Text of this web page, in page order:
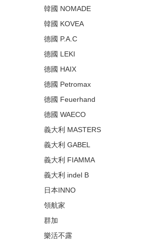
韓國 NOMADE
韓國 KOVEA
德國 P.A.C
德國 LEKI
德國 HAIX
德國 Petromax
德國 Feuerhand
德國 WAECO
義大利 MASTERS
義大利 GABEL
義大利 FIAMMA
義大利 indel B
日本INNO
領航家
群加
樂活不露